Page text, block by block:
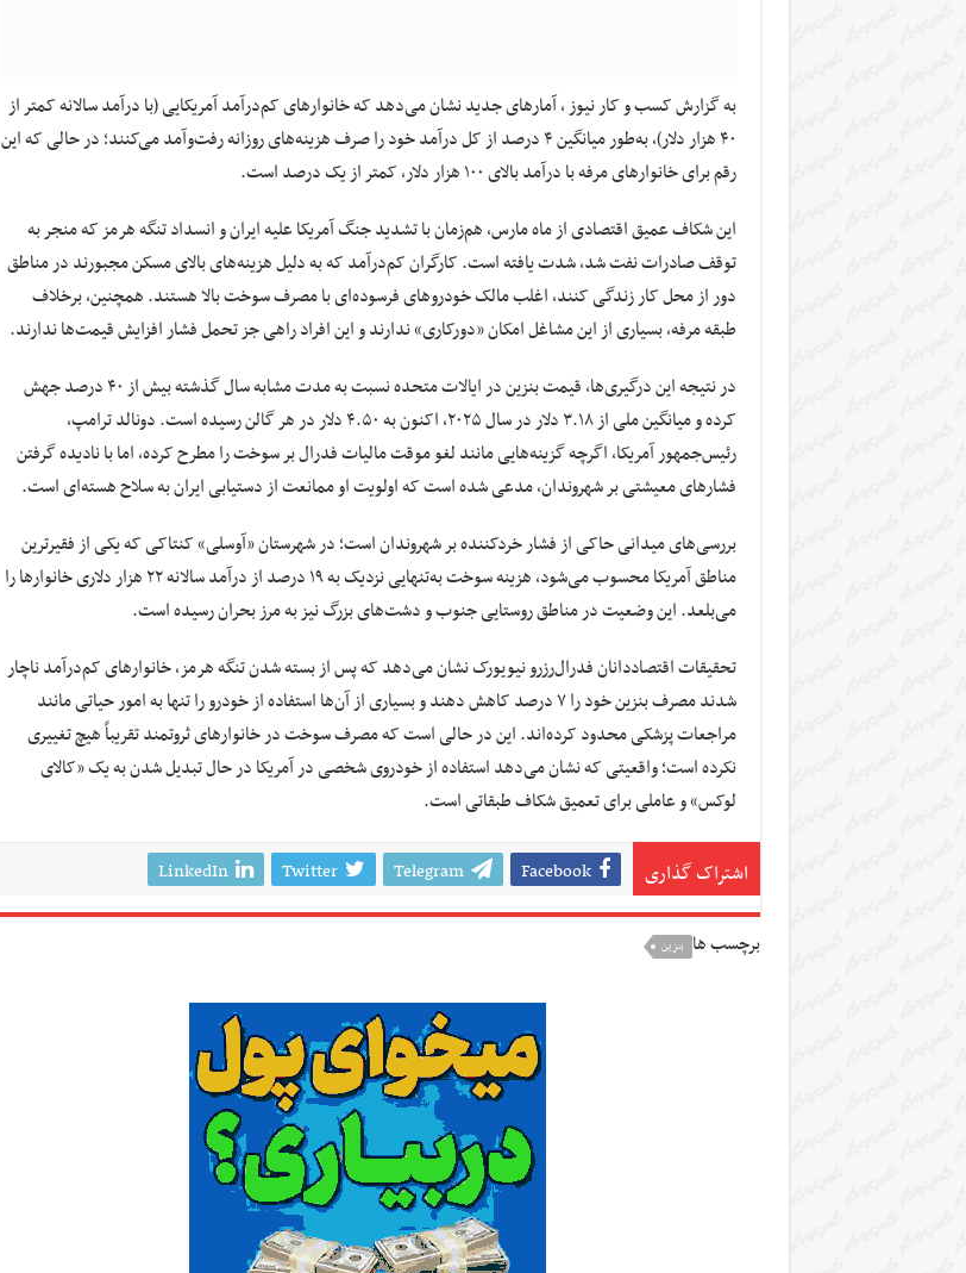
به گزارش کسب و کار نیوز ، آمارهای جدید نشان می‌دهد که خانوارهای کم‌درآمد آمریکایی (با درآمد سالانه کمتر از
۴۰ هزار دلار)، به‌طور میانگین ۴ درصد از کل درآمد خود را صرف هزینه‌های روزانه رفت‌وآمد می‌کنند؛ در حالی که این
رقم برای خانوارهای مرفه با درآمد بالای ۱۰۰ هزار دلار، کمتر از یک درصد است.
این شکاف عمیق اقتصادی از ماه مارس، هم‌زمان با تشدید جنگ آمریکا علیه ایران و انسداد تنگه هرمز که منجر به
توقف صادرات نفت شد، شدت یافته است. کارگران کم‌درآمد که به دلیل هزینه‌های بالای مسکن مجبورند در مناطق
دور از محل کار زندگی کنند، اغلب مالک خودروهای فرسوده‌ای با مصرف سوخت بالا هستند. همچنین، برخلاف
طبقه مرفه، بسیاری از این مشاغل امکان «دورکاری» ندارند و این افراد راهی جز تحمل فشار افزایش قیمت‌ها ندارند.
در نتیجه این درگیری‌ها، قیمت بنزین در ایالات متحده نسبت به مدت مشابه سال گذشته بیش از ۴۰ درصد جهش
کرده و میانگین ملی از ۳.۱۸ دلار در سال ۲۰۲۵، اکنون به ۴.۵۰ دلار در هر گالن رسیده است. دونالد ترامپ،
رئیس‌جمهور آمریکا، اگرچه گزینه‌هایی مانند لغو موقت مالیات فدرال بر سوخت را مطرح کرده، اما با نادیده گرفتن
فشارهای معیشتی بر شهروندان، مدعی شده است که اولویت او ممانعت از دستیابی ایران به سلاح هسته‌ای است.
بررسی‌های میدانی حاکی از فشار خردکننده بر شهروندان است؛ در شهرستان «آوسلی» کنتاکی که یکی از فقیرترین
مناطق آمریکا محسوب می‌شود، هزینه سوخت به‌تنهایی نزدیک به ۱۹ درصد از درآمد سالانه ۲۲ هزار دلاری خانوارها را
می‌بلعد. این وضعیت در مناطق روستایی جنوب و دشت‌های بزرگ نیز به مرز بحران رسیده است.
تحقیقات اقتصاددانان فدرال‌رزرو نیویورک نشان می‌دهد که پس از بسته شدن تنگه هرمز، خانوارهای کم‌درآمد ناچار
شدند مصرف بنزین خود را ۷ درصد کاهش دهند و بسیاری از آن‌ها استفاده از خودرو را تنها به امور حیاتی مانند
مراجعات پزشکی محدود کرده‌اند. این در حالی است که مصرف سوخت در خانوارهای ثروتمند تقریباً هیچ تغییری
نکرده است؛ واقعیتی که نشان می‌دهد استفاده از خودروی شخصی در آمریکا در حال تبدیل شدن به یک «کالای
لوکس» و عاملی برای تعمیق شکاف طبقاتی است.
اشتراک گذاری Facebook
Telegram
Twitter
LinkedIn
برچسب ها بنزین